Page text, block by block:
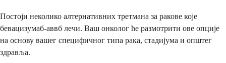
Постоји неколико алтернативних третмана за ракове које
бевацизумаб-аввб лечи. Ваш онколог ће размотрити ове опције
на основу вашег специфичног типа рака, стадијума и општег
здравља.